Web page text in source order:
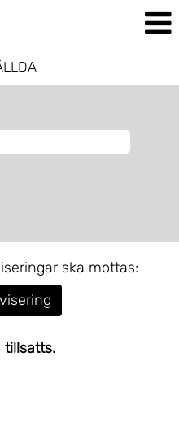
ska mottas:
tillsatts.